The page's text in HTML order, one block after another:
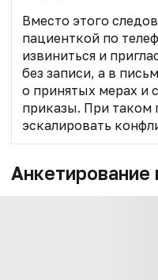
Вместо этого
пациенткой по
извиниться и
без записи, а в
о принятых мерах и
приказы. При таком
эскалировать
Анкетирование